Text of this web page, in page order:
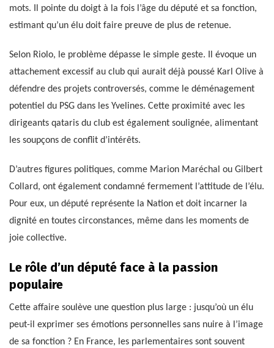
mots. Il pointe du doigt à la fois l’âge du député et sa fonction,
estimant qu’un élu doit faire preuve de plus de retenue.
Selon Riolo, le problème dépasse le simple geste. Il évoque un
attachement excessif au club qui aurait déjà poussé Karl Olive à
défendre des projets controversés, comme le déménagement
potentiel du PSG dans les Yvelines. Cette proximité avec les
dirigeants qataris du club est également soulignée, alimentant
les soupçons de conflit d’intérêts.
D’autres figures politiques, comme Marion Maréchal ou Gilbert
Collard, ont également condamné fermement l’attitude de l’élu.
Pour eux, un député représente la Nation et doit incarner la
dignité en toutes circonstances, même dans les moments de
joie collective.
Le rôle d’un député face à la passion
populaire
Cette affaire soulève une question plus large : jusqu’où un élu
peut-il exprimer ses émotions personnelles sans nuire à l’image
de sa fonction ? En France, les parlementaires sont souvent